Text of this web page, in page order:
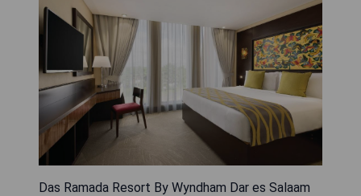
Das Ramada Resort By Wyndham Dar es Salaam